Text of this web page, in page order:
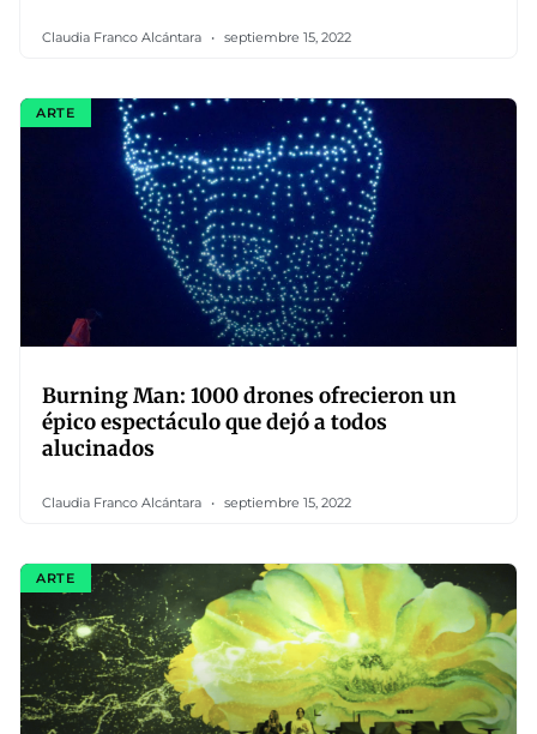
Claudia Franco Alcántara septiembre 15, 2022
ARTE
Burning Man: 1000 drones ofrecieron un
épico espectáculo que dejó a todos
alucinados
Claudia Franco Alcántara septiembre 15, 2022
ARTE